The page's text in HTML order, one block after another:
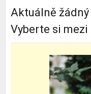
Aktuálně
Vyberte si mezi